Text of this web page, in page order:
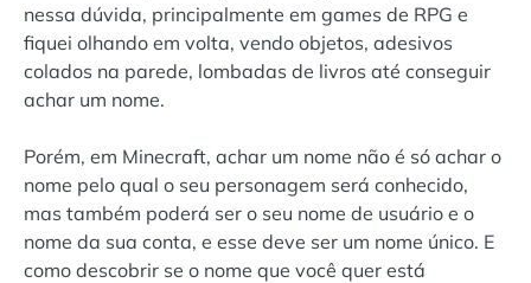
nessa dúvida, principalmente em games de RPG e
fiquei olhando em volta, vendo objetos, adesivos
colados na parede, lombadas de livros até conseguir
achar um nome.
Porém, em Minecraft, achar um nome não é só achar o
nome pelo qual o seu personagem será conhecido,
mas também poderá ser o seu nome de usuário e o
nome da sua conta, e esse deve ser um nome único. E
como descobrir se o nome que você quer está